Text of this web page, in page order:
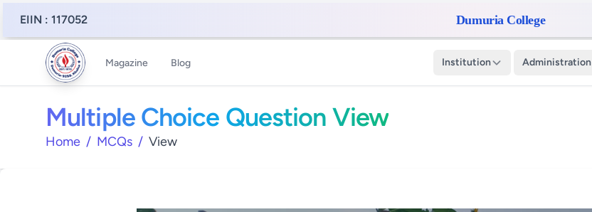
EIIN : 117052 Dumuria College
Magazine Blog Institution Administration
Multiple Choice Question View
Home / MCQs / View